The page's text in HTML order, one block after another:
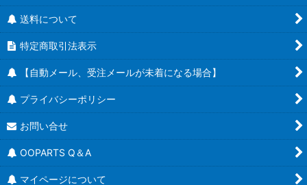
送料について
特定商取引法表示
【自動メール、受注メールが未着になる場合】
プライバシーポリシー
お問い合せ
OOPARTS Q＆A
マイページについて